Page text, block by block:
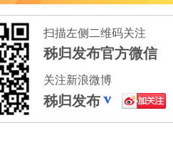
扫描左侧二维码关注
秭归发布官方微信
关注新浪微博
秭归发布